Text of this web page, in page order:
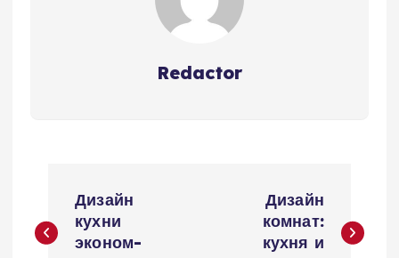
Redactor
а
Дизайн
кухни
эконом-
Дизайн
комнат:
кухня и